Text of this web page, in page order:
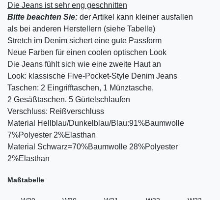
Die Jeans ist sehr eng geschnitten
Bitte beachten Sie: der Artikel kann kleiner ausfallen
als bei anderen Herstellern (siehe Tabelle)
Stretch im Denim sichert eine gute Passform
Neue Farben für einen coolen optischen Look
Die Jeans fühlt sich wie eine zweite Haut an
Look: klassische Five-Pocket-Style Denim Jeans
Taschen: 2 Eingrifftaschen, 1 Münztasche,
2 Gesäßtaschen. 5 Gürtelschlaufen
Verschluss: Reißverschluss
Material Hellblau/Dunkelblau/Blau:91%Baumwolle
7%Polyester 2%Elasthan
Material Schwarz=70%Baumwolle 28%Polyester
2%Elasthan
Maßtabelle